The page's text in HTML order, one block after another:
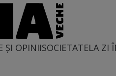
ȘI OPINIISOCIETATELA ZI